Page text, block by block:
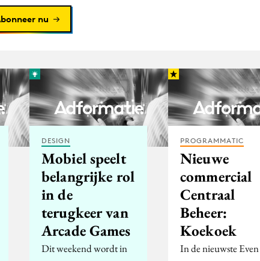
nu
DESIGN
Mobiel speelt
belangrijke rol
in de
terugkeer van
Arcade Games
Dit weekend wordt in
PROGRAMMATIC
Nieuwe
commercial
Centraal
Beheer:
Koekoek
In de nieuwste Even